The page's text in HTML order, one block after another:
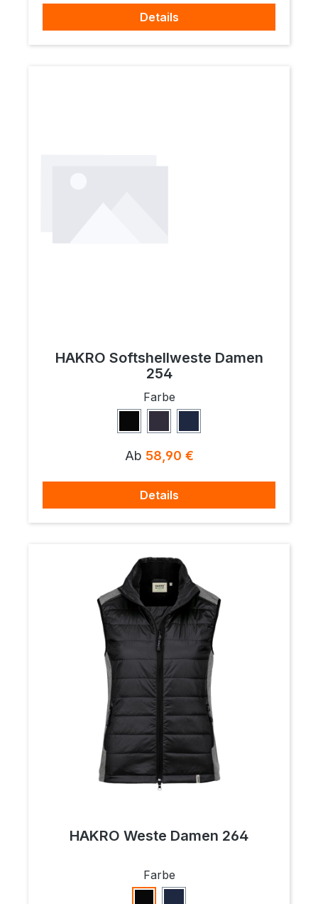
Details
HAKRO Softshellweste Damen
254
Farbeauswählen
SchwarzAnthrazit
Tinte
Regulärer Preis:
Ab 58,90 €
Details
HAKRO Weste Damen 264
Farbeauswählen